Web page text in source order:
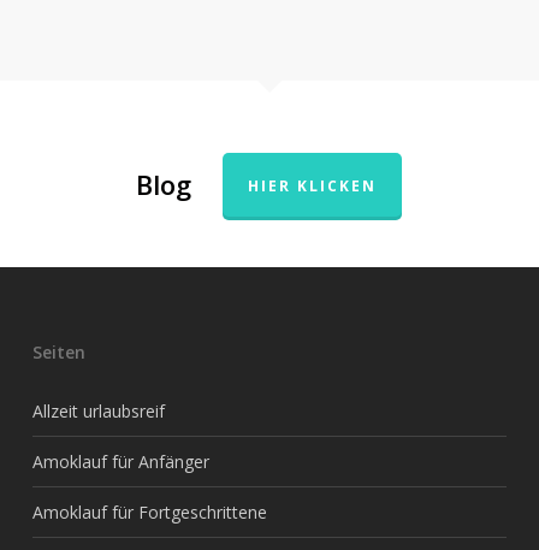
Blog HIER KLICKEN
Seiten
Allzeit urlaubsreif
Amoklauf für Anfänger
Amoklauf für Fortgeschrittene